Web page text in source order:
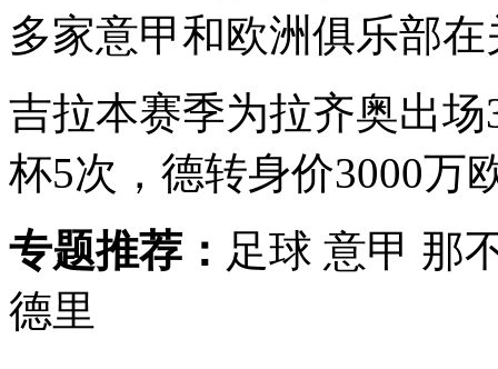
多家意甲和欧洲俱乐部
吉拉本赛季为拉齐奥出
杯5次，德转身价3000万
专题推荐： 足球 意甲 那
德里